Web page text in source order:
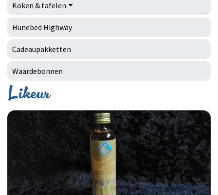
Koken & tafelen
Hunebed Highway
Cadeaupakketten
Waardebonnen
Likeur